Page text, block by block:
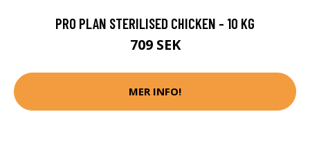
PRO PLAN STERILISED CHICKEN - 10 KG
709 SEK
MER INFO!